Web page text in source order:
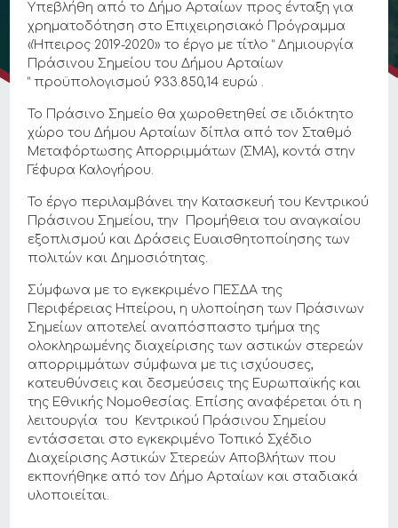
Υπεβλήθη από το Δήμο Αρταίων προς ένταξη για
χρηματοδότηση στο Επιχειρησιακό Πρόγραμμα
«Ήπειρος 2019-2020» το έργο με τίτλο ” Δημιουργία
Πράσινου Σημείου του Δήμου Αρταίων
” προϋπολογισμού 933.850,14 ευρώ .
Το Πράσινο Σημείο θα χωροθετηθεί σε ιδιόκτητο
χώρο του Δήμου Αρταίων δίπλα από τον Σταθμό
Μεταφόρτωσης Απορριμμάτων (ΣΜΑ), κοντά στην
Γέφυρα Καλογήρου.
Το έργο περιλαμβάνει την Κατασκευή του Κεντρικού
Πράσινου Σημείου, την Προμήθεια του αναγκαίου
εξοπλισμού και Δράσεις Ευαισθητοποίησης των
πολιτών και Δημοσιότητας.
Σύμφωνα με το εγκεκριμένο ΠΕΣΔΑ της
Περιφέρειας Ηπείρου, η υλοποίηση των Πράσινων
Σημείων αποτελεί αναπόσπαστο τμήμα της
ολοκληρωμένης διαχείρισης των αστικών στερεών
απορριμμάτων σύμφωνα με τις ισχύουσες,
κατευθύνσεις και δεσμεύσεις της Ευρωπαϊκής και
της Εθνικής Νομοθεσίας. Επίσης αναφέρεται ότι η
λειτουργία του Κεντρικού Πράσινου Σημείου
εντάσσεται στο εγκεκριμένο Τοπικό Σχέδιο
Διαχείρισης Αστικών Στερεών Αποβλήτων που
εκπονήθηκε από τον Δήμο Αρταίων και σταδιακά
υλοποιείται.